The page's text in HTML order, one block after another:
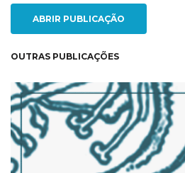
ABRIR PUBLICAÇÃO
OUTRAS PUBLICAÇÕES
NEW